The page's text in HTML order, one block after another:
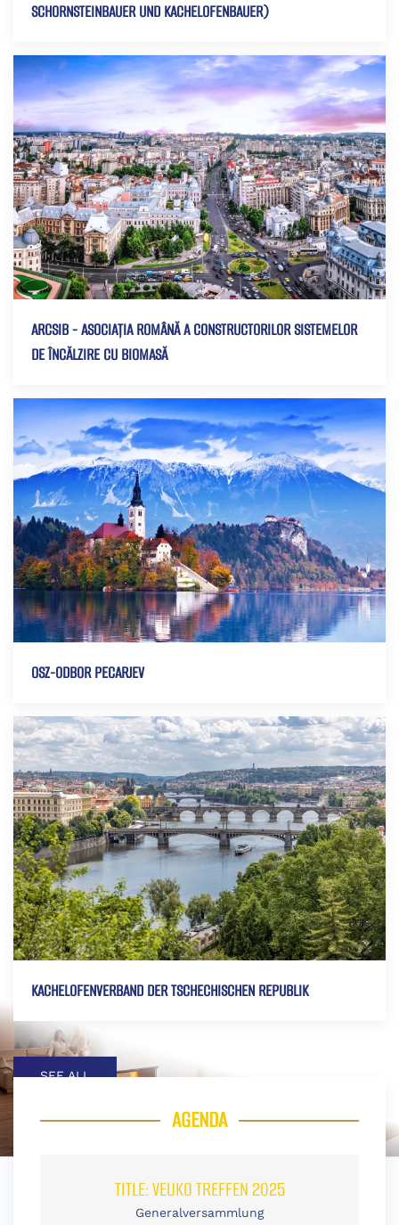
SCHORNSTEINBAUER UND KACHELOFENBAUER)
ARCSIB - ASOCIAȚIA ROMÂNĂ A CONSTRUCTORILOR SISTEMELOR
DE ÎNCĂLZIRE CU BIOMASĂ
OSZ-ODBOR PECARJEV
KACHELOFENVERBAND DER TSCHECHISCHEN REPUBLIK
SEE ALL
AGENDA
TITLE:VEUKO TREFFEN 2025
Generalversammlung